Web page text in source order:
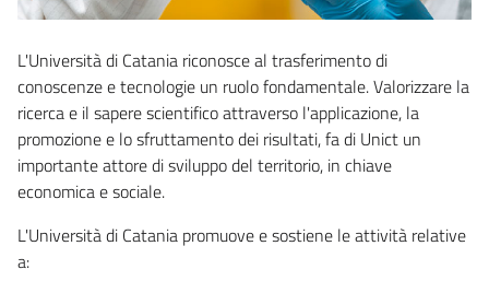
L'Università di Catania riconosce al trasferimento di
conoscenze e tecnologie un ruolo fondamentale. Valorizzare la
ricerca e il sapere scientifico attraverso l'applicazione, la
promozione e lo sfruttamento dei risultati, fa di Unict un
importante attore di sviluppo del territorio, in chiave
economica e sociale.
L'Università di Catania promuove e sostiene le attività relative
a: